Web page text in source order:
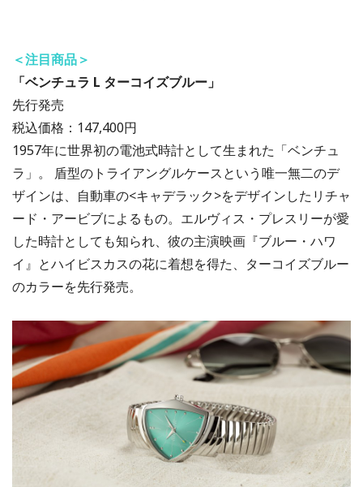
＜注目商品＞
「ベンチュラ L ターコイズブルー」
先行発売
税込価格：147,400円
1957年に世界初の電池式時計として生まれた「ベンチュ
ラ」。 盾型のトライアングルケースという唯一無二のデ
ザインは、自動車の<キャデラック>をデザインしたリチャ
ード・アービブによるもの。エルヴィス・プレスリーが愛
した時計としても知られ、彼の主演映画『ブルー・ハワ
イ』とハイビスカスの花に着想を得た、ターコイズブルー
のカラーを先行発売。